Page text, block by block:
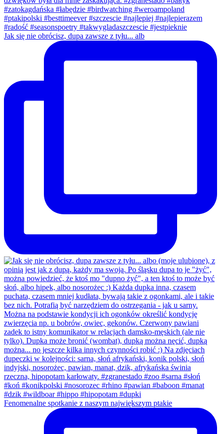
Jak się nie obrócisz, dupa zawsze z tyłu... alb
Fenomenalne spotkanie z naszym największym ptakie